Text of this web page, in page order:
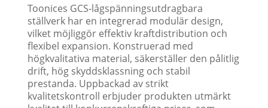
Toonices GCS-lågspänningsutdragbara
ställverk har en integrerad modulär design,
vilket möjliggör effektiv kraftdistribution och
flexibel expansion. Konstruerad med
högkvalitativa material, säkerställer den pålitlig
drift, hög skyddsklassning och stabil
prestanda. Uppbackad av strikt
kvalitetskontroll erbjuder produkten utmärkt